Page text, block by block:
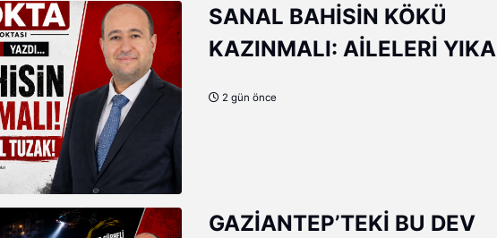
SANAL BAHİSİN KÖKÜ
KAZINMALI: AİLELERİ
2 gün önce
GAZİANTEP’TEKİ BU DEV